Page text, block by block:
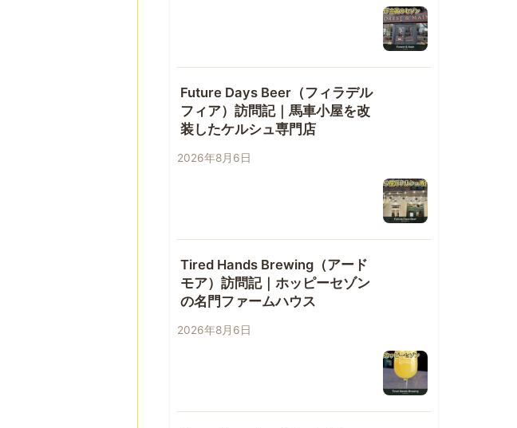
Future Days Beer（フィラデル
フィア）訪問記｜馬車小屋を改
装したケルシュ専門店
2026年8月6日
Tired Hands Brewing（アード
モア）訪問記｜ホッピーセゾン
の名門ファームハウス
2026年8月6日